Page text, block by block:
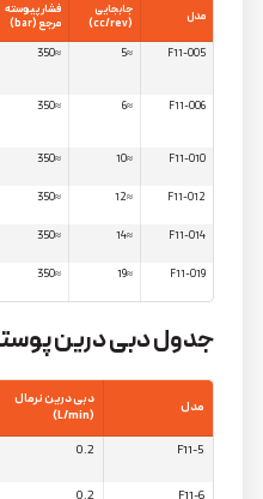
مدل
جابجایی
(cc/rev)
فشار پیوسته
مرجع (bar)
F11-005
≈5
≈350
F11-006
≈6
≈350
F11-010
≈10
≈350
F11-012
≈12
≈350
F11-014
≈14
≈350
F11-019
≈19
≈350
جدول دبی درین
مدل
دبی درین نرمال
(L/min)
F11-5
0.2